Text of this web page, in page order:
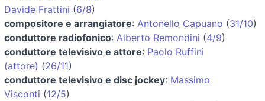
Davide Frattini (6/8)
compositore e arrangiatore: Antonello Capuano (31/10)
conduttore radiofonico: Alberto Remondini (4/9)
conduttore televisivo e attore: Paolo Ruffini
(attore) (26/11)
conduttore televisivo e disc jockey: Massimo
Visconti (12/5)